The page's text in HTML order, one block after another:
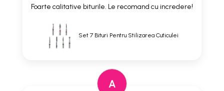
Foarte calitative biturile. Le recomand cu incredere!
Set 7 Bituri Pentru Stilizarea Cuticulei
A